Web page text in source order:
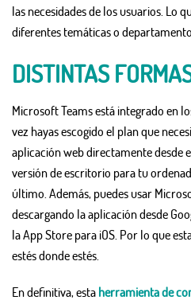
las necesidades de los usuarios. Lo
diferentes temáticas o
DISTINTAS
Microsoft Teams está integrado en
vez hayas escogido el plan que
aplicación web directamente desde
versión de escritorio para tu
último. Además, puedes usar
descargando la aplicación desde
la App Store para iOS. Por lo que
estés donde estés.
En definitiva, esta herramienta de